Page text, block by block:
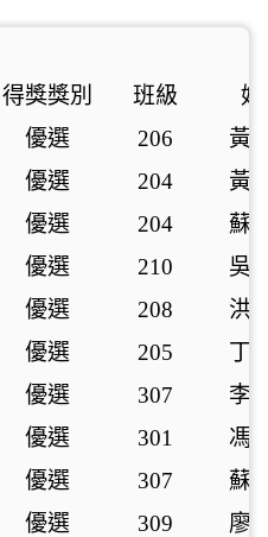
得獎獎別 班級
姓
優選 206
黃
優選 204
黃
優選 204
蘇
優選 210
吳
優選 208
洪
優選 205
丁
優選 307
李
優選 301
馮
優選 307
蘇
優選 309
廖